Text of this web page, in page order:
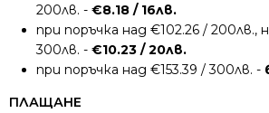
200лв. - €8.18 / 16лв.
при поръчка над €102.26 / 200лв.,
300лв. - €10.23 / 20лв.
при поръчка над €153.39 / 300лв. -
ПЛАЩАНЕ